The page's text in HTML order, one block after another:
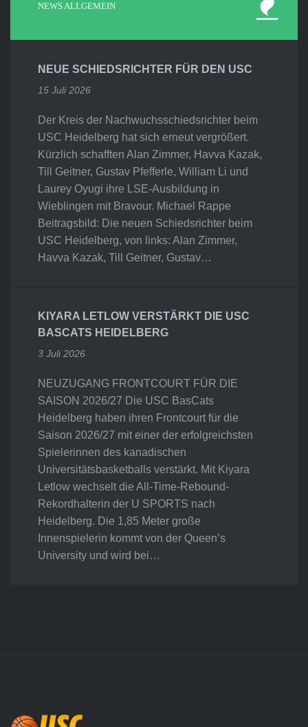
NEWS ALLGEMEIN
NEUE SCHIEDSRICHTER FÜR DEN USC
15 Juli 2026
Der Kreis der Nachwuchsschiedsrichter beim
USC Heidelberg hat sich erneut vergrößert.
Kürzlich schafften Alan Zimmer, Havva Kazak,
Till Geitner, Gustav Pfefferle, William Li und
Laurey Oyugi ihre LSE-Ausbildung in
Wieblingen mit Bravour. Michael Rappe
Beitragsbild: Die neuen Schiedsrichter beim
USC Heidelberg, von links: Alan Zimmer,
Havva Kazak, Till Geitner, Gustav…
KIYARA LETLOW VERSTÄRKT DIE USC
BASCATS HEIDELBERG
3 Juli 2026
NEUZUGANG FRONTCOURT FÜR DIE
SAISON 2026/27 Die USC BasCats
Heidelberg haben ihren Frontcourt für die
Saison 2026/27 mit einer der erfolgreichsten
Spielerinnen des kanadischen
Universitätsbasketballs verstärkt. Mit Kiyara
Letlow wechselt die All-Time-Rebound-
Rekordhalterin der U SPORTS nach
Heidelberg. Die 1,85 Meter große
Innenspielerin kommt von der Queen’s
University und wird bei…